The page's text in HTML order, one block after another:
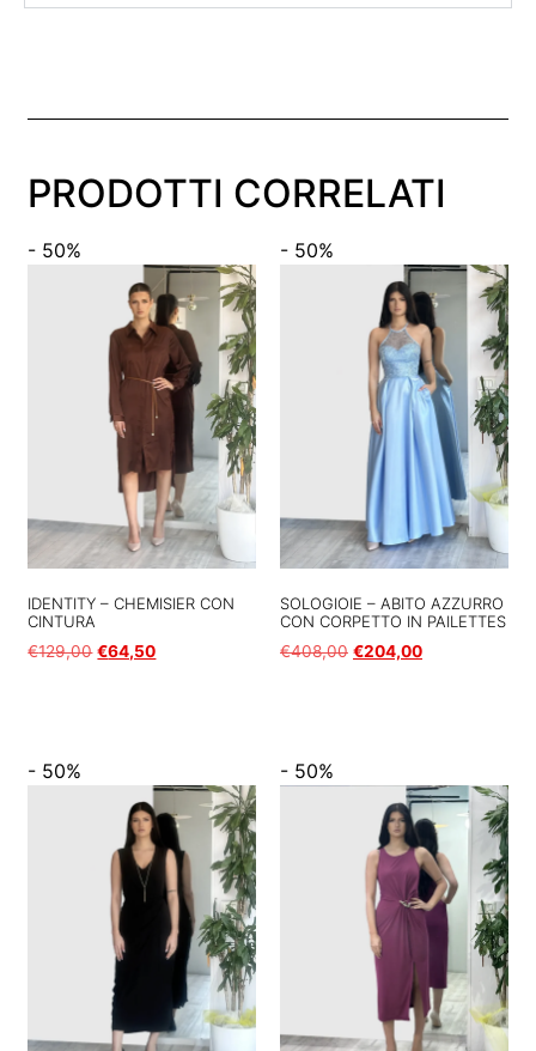
PRODOTTI CORRELATI
- 50%
IDENTITY – CHEMISIER CON
CINTURA
€129,00 €64,50
- 50%
SOLOGIOIE – ABITO AZZURRO
CON CORPETTO IN PAILETTES
€408,00 €204,00
- 50% - 50%